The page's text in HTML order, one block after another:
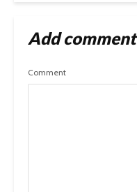
Add comment
Comment